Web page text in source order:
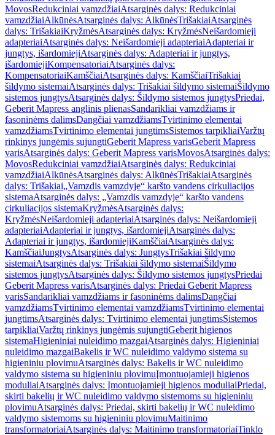
MovosRedukciniai vamzdžiaiAtsarginės dalys: Redukciniai
vamzdžiaiAlkūnėsAtsarginės dalys: AlkūnėsTrišakiaiAtsarginės
dalys: TrišakiaiKryžmėsAtsarginės dalys: KryžmėsNeišardomieji
adapteriaiAtsarginės dalys: Neišardomieji adapteriaiAdapteriai ir
jungtys, išardomiejiAtsarginės dalys: Adapteriai ir jungtys,
išardomiejiKompensatoriaiAtsarginės dalys:
KompensatoriaiKamščiaiAtsarginės dalys: KamščiaiTrišakiai
šildymo sistemaiAtsarginės dalys: Trišakiai šildymo sistemaiŠildymo
sistemos jungtysAtsarginės dalys: Šildymo sistemos jungtysPriedai,
Geberit Mapress anglinis plienasSandarikliai vamzdžiams ir
fasoninėms dalimsDangčiai vamzdžiamsTvirtinimo elementai
vamzdžiamsTvirtinimo elementai jungtimsSistemos tarpikliaiVaržtų
rinkinys jungėmis sujungtiGeberit Mapress varisGeberit Mapress
varisAtsarginės dalys: Geberit Mapress varisMovosAtsarginės dalys:
MovosRedukciniai vamzdžiaiAtsarginės dalys: Redukciniai
vamzdžiaiAlkūnėsAtsarginės dalys: AlkūnėsTrišakiaiAtsarginės
dalys: Trišakiai„Vamzdis vamzdyje“ karšto vandens cirkuliacijos
sistemaAtsarginės dalys: „Vamzdis vamzdyje“ karšto vandens
cirkuliacijos sistemaKryžmėsAtsarginės dalys:
KryžmėsNeišardomieji adapteriaiAtsarginės dalys: Neišardomieji
adapteriaiAdapteriai ir jungtys, išardomiejiAtsarginės dalys:
Adapteriai ir jungtys, išardomiejiKamščiaiAtsarginės dalys:
KamščiaiJungtysAtsarginės dalys: JungtysTrišakiai šildymo
sistemaiAtsarginės dalys: Trišakiai šildymo sistemaiŠildymo
sistemos jungtysAtsarginės dalys: Šildymo sistemos jungtysPriedai
Geberit Mapress varisAtsarginės dalys: Priedai Geberit Mapress
varisSandarikliai vamzdžiams ir fasoninėms dalimsDangčiai
vamzdžiamsTvirtinimo elementai vamzdžiamsTvirtinimo elementai
jungtimsAtsarginės dalys: Tvirtinimo elementai jungtimsSistemos
tarpikliaiVaržtų rinkinys jungėmis sujungtiGeberit higienos
sistemaHigieniniai nuleidimo mazgaiAtsarginės dalys: Higieniniai
nuleidimo mazgaiBakelis ir WC nuleidimo valdymo sistema su
higieniniu plovimuAtsarginės dalys: Bakelis ir WC nuleidimo
valdymo sistema su higieniniu plovimuĮmontuojamieji higienos
moduliaiAtsarginės dalys: Įmontuojamieji higienos moduliaiPriedai,
skirti bakelių ir WC nuleidimo valdymo sistemoms su higieniniu
plovimuAtsarginės dalys: Priedai, skirti bakelių ir WC nuleidimo
valdymo sistemoms su higieniniu plovimuMaitinimo
transformatoriaiAtsarginės dalys: Maitinimo transformatoriaiTinklo